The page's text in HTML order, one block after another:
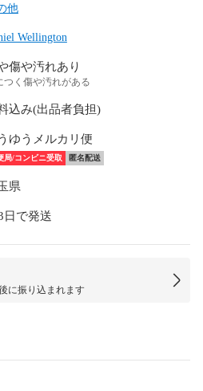
他
Wellington
傷や汚れあり
つく傷や汚れがある
込み(出品者負担)
ゆうメルカリ便
局/コンビニ受取 匿名配送
県
日で発送
に振り込まれます